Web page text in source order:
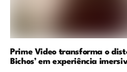
Prime Video transforma o
Bichos’ em experiência